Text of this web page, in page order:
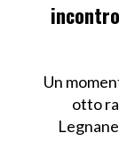
Un
otto